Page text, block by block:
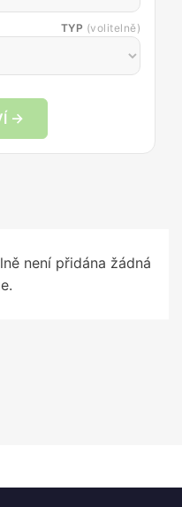
TYP (volitelně)
→
není přidána žádná